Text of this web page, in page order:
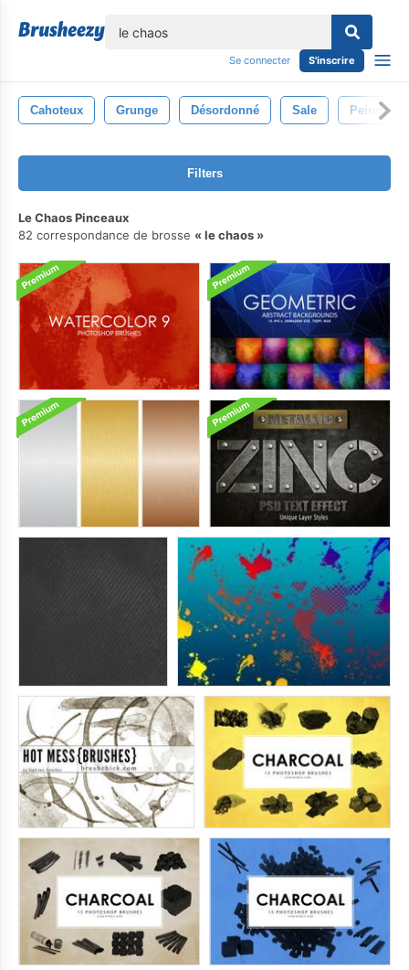
Se connecter S'inscrire
Cahoteux Grunge Désordonné Sale Peindre
Filters
Le Chaos Pinceaux
82 correspondance de brosse
le chaos